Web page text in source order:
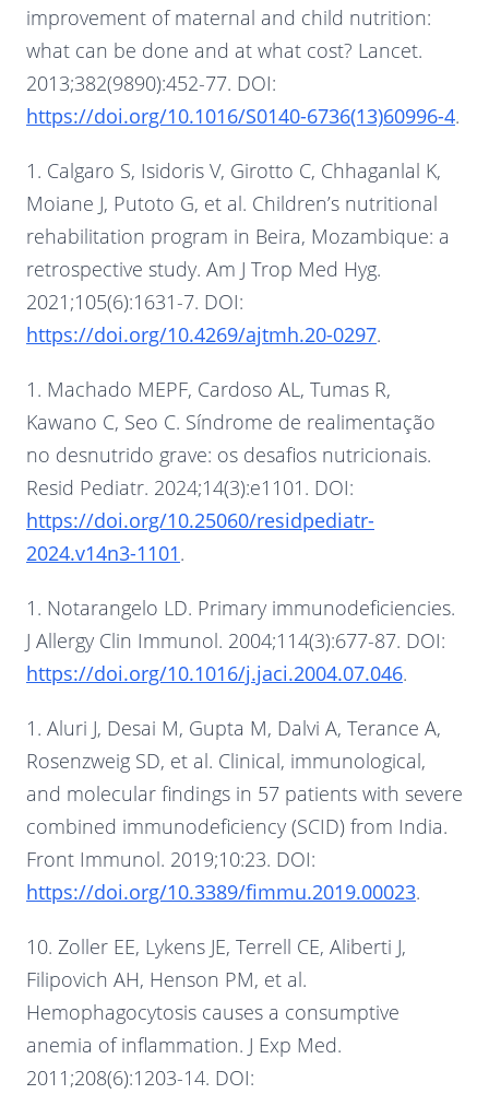
improvement of maternal and child nutrition:
what can be done and at what cost? Lancet.
2013;382(9890):452-77. DOI:
https://doi.org/10.1016/S0140-6736(13)60996-4.
1. Calgaro S, Isidoris V, Girotto C, Chhaganlal K,
Moiane J, Putoto G, et al. Children’s nutritional
rehabilitation program in Beira, Mozambique: a
retrospective study. Am J Trop Med Hyg.
2021;105(6):1631-7. DOI:
https://doi.org/10.4269/ajtmh.20-0297.
1. Machado MEPF, Cardoso AL, Tumas R,
Kawano C, Seo C. Síndrome de realimentação
no desnutrido grave: os desafios nutricionais.
Resid Pediatr. 2024;14(3):e1101. DOI:
https://doi.org/10.25060/residpediatr-
2024.v14n3-1101.
1. Notarangelo LD. Primary immunodeficiencies.
J Allergy Clin Immunol. 2004;114(3):677-87. DOI:
https://doi.org/10.1016/j.jaci.2004.07.046.
1. Aluri J, Desai M, Gupta M, Dalvi A, Terance A,
Rosenzweig SD, et al. Clinical, immunological,
and molecular findings in 57 patients with severe
combined immunodeficiency (SCID) from India.
Front Immunol. 2019;10:23. DOI:
https://doi.org/10.3389/fimmu.2019.00023.
10. Zoller EE, Lykens JE, Terrell CE, Aliberti J,
Filipovich AH, Henson PM, et al.
Hemophagocytosis causes a consumptive
anemia of inflammation. J Exp Med.
2011;208(6):1203-14. DOI: